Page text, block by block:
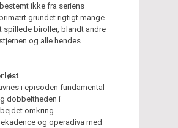
ikke fra seriens
grundet rigtigt mange
spillede biroller, blandt andre
og alle hendes
i episoden fundamental
dobbeltheden i
omkring
og operadiva med